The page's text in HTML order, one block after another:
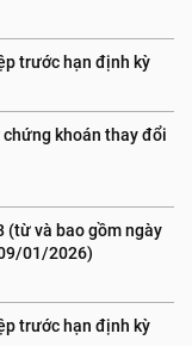
trước hạn định kỳ
khoán thay đổi
(từ và bao gồm ngày
01/2026)
trước hạn định kỳ